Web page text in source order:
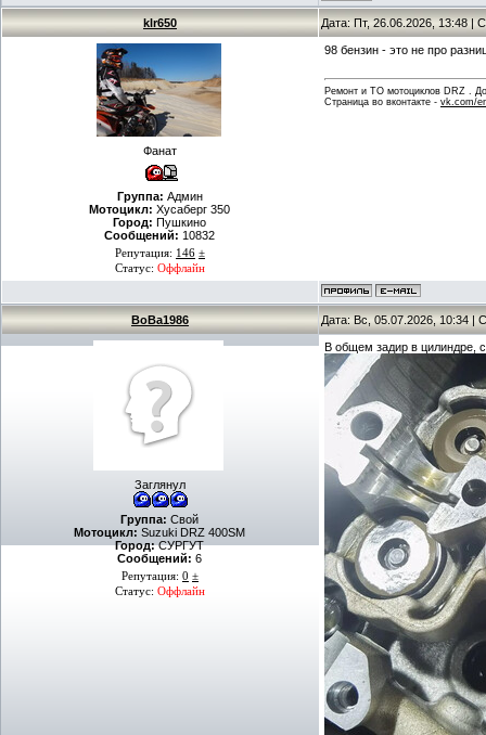
klr650 Дата: Пт, 26.06.2026, 13:48 |
Фанат
Группа: Админ
Мотоцикл: Хусаберг 350
Город: Пушкино
Сообщений: 10832
Репутация: 146 ±
Статус: Оффлайн
98 бензин - это не про
Ремонт и ТО мотоциклов DRZ .
Страница во вконтакте - vk.com/
BoBa1986 Дата: Вс, 05.07.2026, 10:34 |
Заглянул
Группа: Свой
Мотоцикл: Suzuki DRZ 400SM
Город:СУРГУТ
Сообщений: 6
Репутация: 0 ±
Статус: Оффлайн
В общем задир в цилиндре,